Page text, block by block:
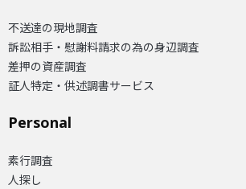
不送達の現地調査
訴訟相手・慰謝料請求の為の身辺調査
差押の資産調査
証人特定・供述調書サービス
Personal
素行調査
人探し